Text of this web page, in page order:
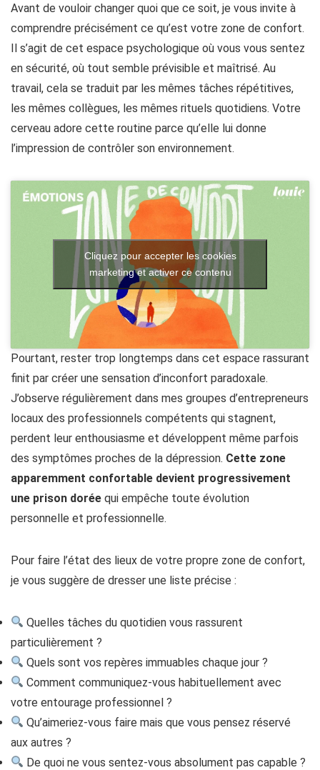
Avant de vouloir changer quoi que ce soit, je vous invite à
comprendre précisément ce qu’est votre zone de confort.
Il s’agit de cet espace psychologique où vous vous sentez
en sécurité, où tout semble prévisible et maîtrisé. Au
travail, cela se traduit par les mêmes tâches répétitives,
les mêmes collègues, les mêmes rituels quotidiens. Votre
cerveau adore cette routine parce qu’elle lui donne
l’impression de contrôler son environnement.
Cliquez pour accepter les cookies
marketing et activer ce contenu
Pourtant, rester trop longtemps dans cet espace rassurant
finit par créer une sensation d’inconfort paradoxale.
J’observe régulièrement dans mes groupes d’entrepreneurs
locaux des professionnels compétents qui stagnent,
perdent leur enthousiasme et développent même parfois
des symptômes proches de la dépression. Cette zone
apparemment confortable devient progressivement
une prison dorée qui empêche toute évolution
personnelle et professionnelle.
Pour faire l’état des lieux de votre propre zone de confort,
je vous suggère de dresser une liste précise :
Quelles tâches du quotidien vous rassurent
particulièrement ?
Quels sont vos repères immuables chaque jour ?
Comment communiquez-vous habituellement avec
votre entourage professionnel ?
Qu’aimeriez-vous faire mais que vous pensez réservé
aux autres ?
De quoi ne vous sentez-vous absolument pas capable ?